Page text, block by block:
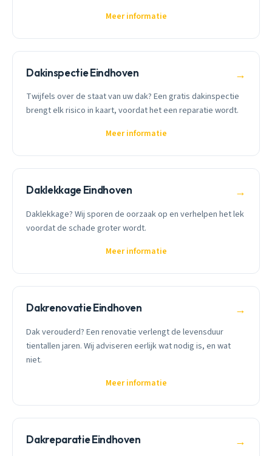
Meer informatie
Dakinspectie Eindhoven →
Twijfels over de staat van uw dak? Een gratis dakinspectie
brengt elk risico in kaart, voordat het een reparatie wordt.
Meer informatie
Daklekkage Eindhoven →
Daklekkage? Wij sporen de oorzaak op en verhelpen het lek
voordat de schade groter wordt.
Meer informatie
Dakrenovatie Eindhoven →
Dak verouderd? Een renovatie verlengt de levensduur
tientallen jaren. Wij adviseren eerlijk wat nodig is, en wat
niet.
Meer informatie
Dakreparatie Eindhoven →